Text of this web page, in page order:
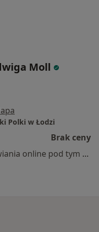
Moll
Polki w Łodzi
Brak ceny
Specjalista nie oferuje umawiania online pod tym adresem.